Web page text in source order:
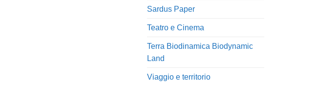
Sardus Paper
Teatro e Cinema
Terra Biodinamica Biodynamic
Land
Viaggio e territorio